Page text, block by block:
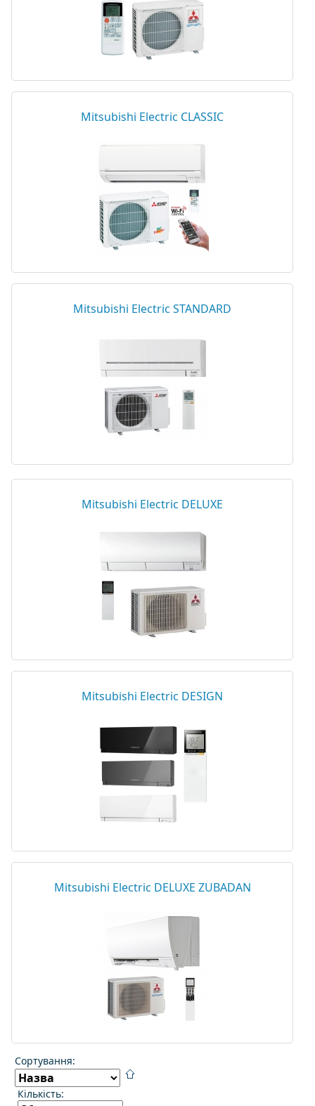
Mitsubishi Electric CLASSIC
Mitsubishi Electric STANDARD
Mitsubishi Electric DELUXE
Mitsubishi Electric DESIGN
Mitsubishi Electric DELUXE ZUBADAN
Сортування:
Кількість: